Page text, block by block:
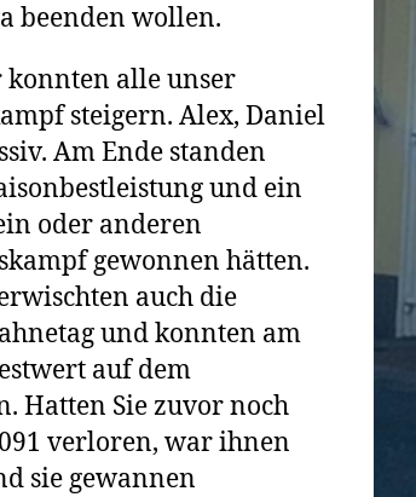
beenden wollen.
alle unser
steigern. Alex, Daniel
Am Ende standen
und ein
oder anderen
gewonnen hätten.
auch die
und konnten am
auf dem
Hatten Sie zuvor noch
verloren, war ihnen
sie gewannen